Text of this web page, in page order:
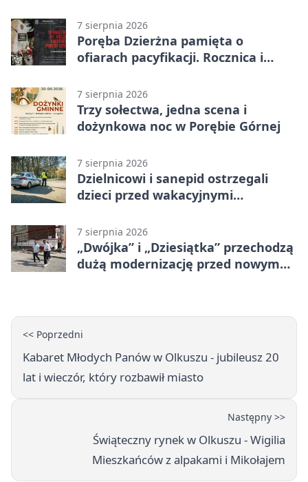
7 sierpnia 2026
Poręba Dzierżna pamięta o
ofiarach pacyfikacji. Rocznica i
7 sierpnia 2026
Trzy sołectwa, jedna scena i
dożynkowa noc w Porębie Górnej
7 sierpnia 2026
Dzielnicowi i sanepid ostrzegali
dzieci przed wakacyjnymi
7 sierpnia 2026
„Dwójka” i „Dziesiątka” przechodzą
dużą modernizację przed nowym
<< Poprzedni
Kabaret Młodych Panów w Olkuszu - jubileusz 20
lat i wieczór, który rozbawił miasto
Następny >>
Świąteczny rynek w Olkuszu - Wigilia
Mieszkańców z alpakami i Mikołajem